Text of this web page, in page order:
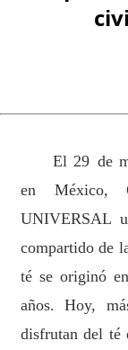
El 29 de
en México,
UNIVERSAL
compartido de
té se originó
años. Hoy,
disfrutan del té